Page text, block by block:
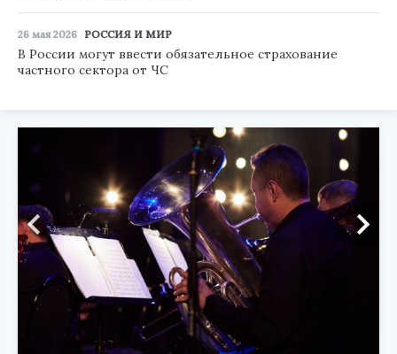
26 мая 2026 РОССИЯ И МИР
В России могут ввести обязательное страхование
частного сектора от ЧС